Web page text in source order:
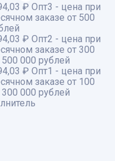
₽ Опт3 - цена при
заказе от 500
₽ Опт2 - цена при
заказе от 300
000 рублей
₽ Опт1 - цена при
заказе от 100
000 рублей